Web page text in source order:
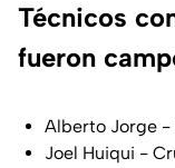
Técnicos
fueron
Alberto Jorge -
Joel Huiqui -